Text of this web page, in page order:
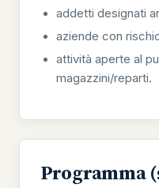
addetti designati
aziende con
attività aperte al
magazzini/reparti.
Programma